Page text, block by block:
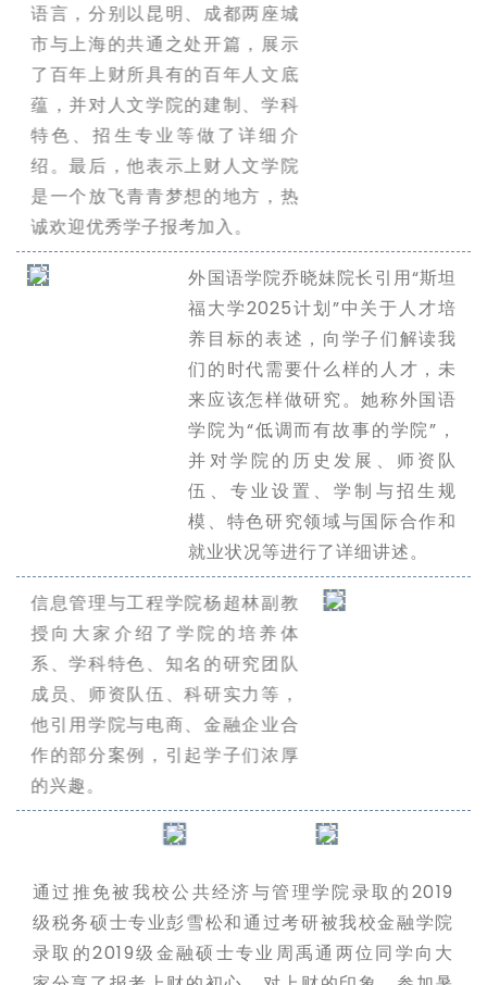
语言，分别以昆明、成都两座城
市与上海的共通之处开篇，展示
了百年上财所具有的百年人文底
蕴，并对人文学院的建制、学科
特色、招生专业等做了详细介
绍。最后，他表示上财人文学院
是一个放飞青青梦想的地方，热
诚欢迎优秀学子报考加入。
外国语学院乔晓妹院长引用“斯坦
福大学2025计划”中关于人才培
养目标的表述，向学子们解读我
们的时代需要什么样的人才，未
来应该怎样做研究。她称外国语
学院为“低调而有故事的学院”，
并对学院的历史发展、师资队
伍、专业设置、学制与招生规
模、特色研究领域与国际合作和
就业状况等进行了详细讲述。
信息管理与工程学院杨超林副教
授向大家介绍了学院的培养体
系、学科特色、知名的研究团队
成员、师资队伍、科研实力等，
他引用学院与电商、金融企业合
作的部分案例，引起学子们浓厚
的兴趣。
通过推免被我校公共经济与管理学院录取的2019
级税务硕士专业彭雪松和通过考研被我校金融学院
录取的2019级金融硕士专业周禹通两位同学向大